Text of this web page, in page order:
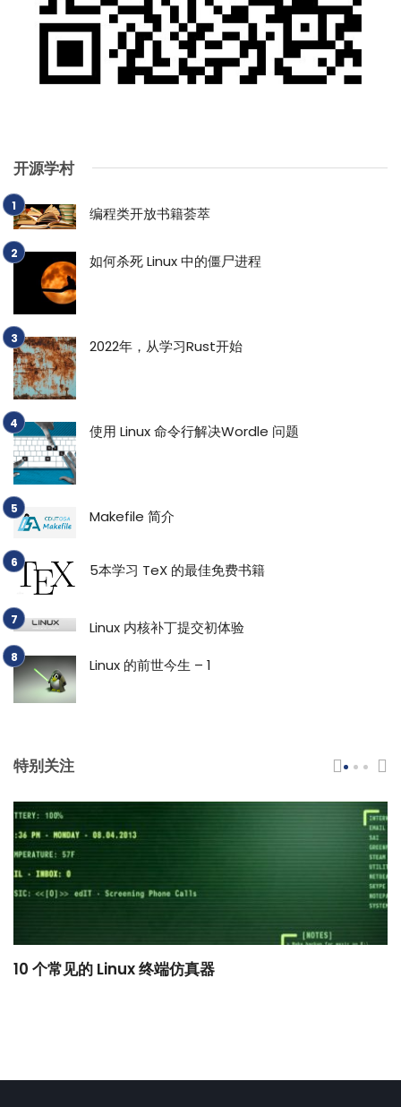
开源学村
编程类开放书籍荟萃
如何杀死 Linux 中的僵尸进程
2022年，从学习Rust开始
使用 Linux 命令行解决Wordle 问题
Makefile 简介
5本学习 TeX 的最佳免费书籍
Linux 内核补丁提交初体验
Linux 的前世今生 – 1
特别关注
10 个常见的 Linux 终端仿真器